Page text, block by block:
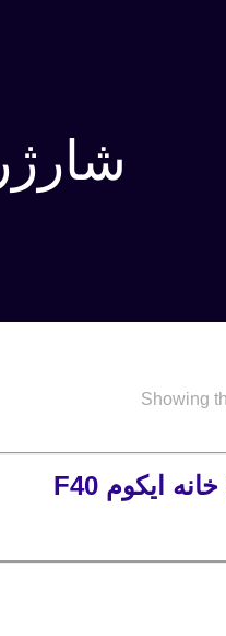
شارژر 6 خانه
Showing